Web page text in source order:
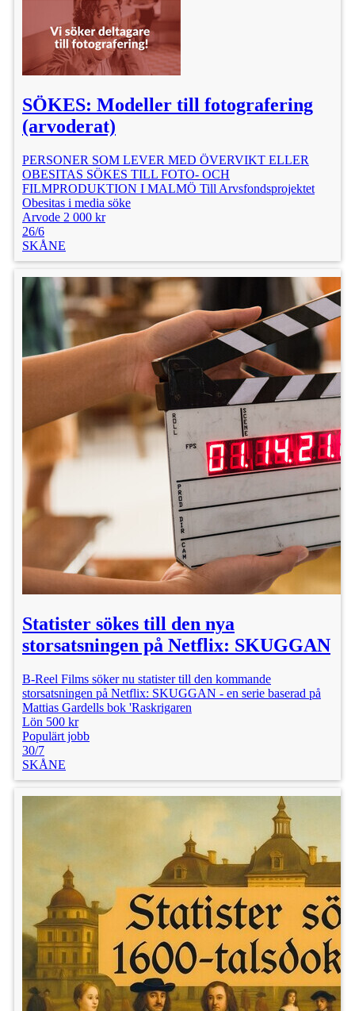
SÖKES: Modeller till fotografering
(arvoderat)
PERSONER SOM LEVER MED ÖVERVIKT ELLER
OBESITAS SÖKES TILL FOTO- OCH
FILMPRODUKTION I MALMÖ Till Arvsfondsprojektet
Obesitas i media söke
Arvode 2 000 kr
26/6
SKÅNE
Statister sökes till den nya
storsatsningen på Netflix: SKUGGAN
B-Reel Films söker nu statister till den kommande
storsatsningen på Netflix: SKUGGAN - en serie baserad på
Mattias Gardells bok 'Raskrigaren
Lön 500 kr
Populärt jobb
30/7
SKÅNE